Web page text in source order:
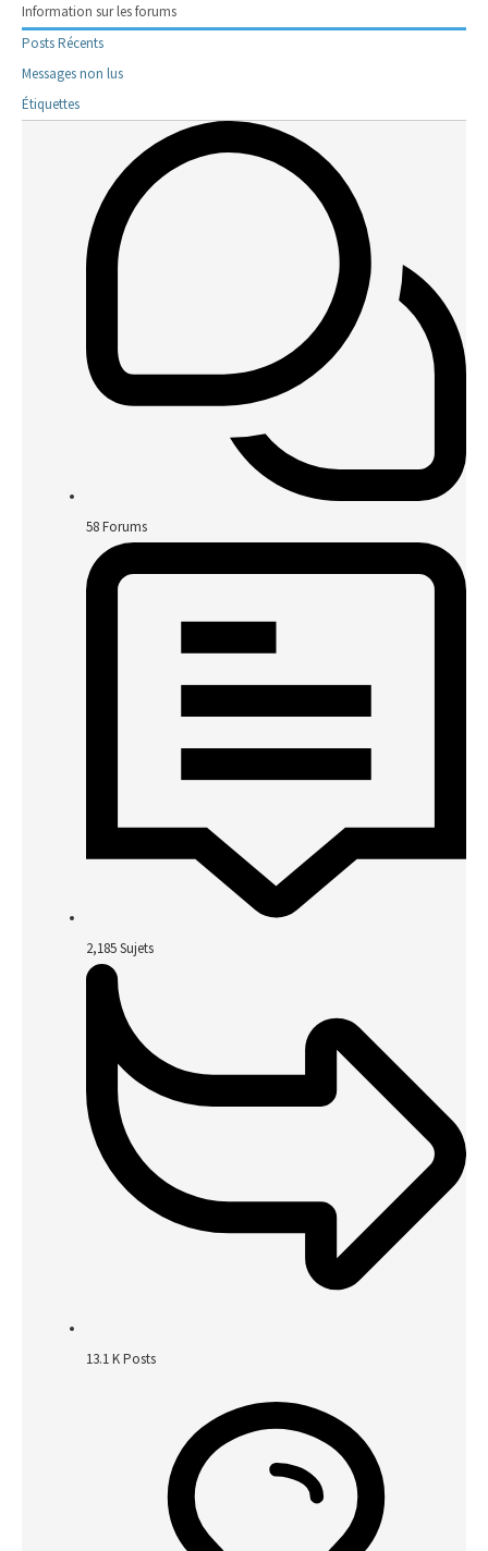
Information sur les forums
Posts Récents
Messages non lus
Étiquettes
58Forums
2,185Sujets
13.1 KPosts